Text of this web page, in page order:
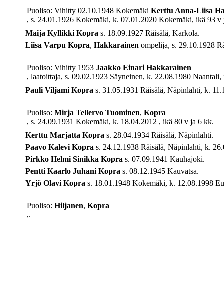
Puoliso: Vihitty 02.10.1948 Kokemäki Kerttu Anna-Liisa
, s. 24.01.1926 Kokemäki, k. 07.01.2020 Kokemäki, ikä 93 v
Maija Kyllikki Kopra s. 18.09.1927 Räisälä, Karkola.
Liisa Varpu Kopra, Hakkarainen ompelija, s. 29.10.1928
Puoliso: Vihitty 1953 Jaakko Einari Hakkarainen
, laatoittaja, s. 09.02.1923 Säyneinen, k. 22.08.1980
Pauli Viljami Kopra s. 31.05.1931 Räisälä, Näpinlahti, k.
Puoliso: Mirja Tellervo Tuominen, Kopra
, s. 24.09.1931 Kokemäki, k. 18.04.2012 , ikä 80 v ja 6 kk.
Kerttu Marjatta Kopra s. 28.04.1934 Räisälä, Näpinlahti.
Paavo Kalevi Kopra s. 24.12.1938 Räisälä, Näpinlahti, k.
Pirkko Helmi Sinikka Kopra s. 07.09.1941 Kauhajoki.
Pentti Kaarlo Juhani Kopra s. 08.12.1945 Kauvatsa.
Yrjö Olavi Kopra s. 18.01.1948 Kokemäki, k. 12.08.1998
Puoliso: Hiljanen, Kopra
,.